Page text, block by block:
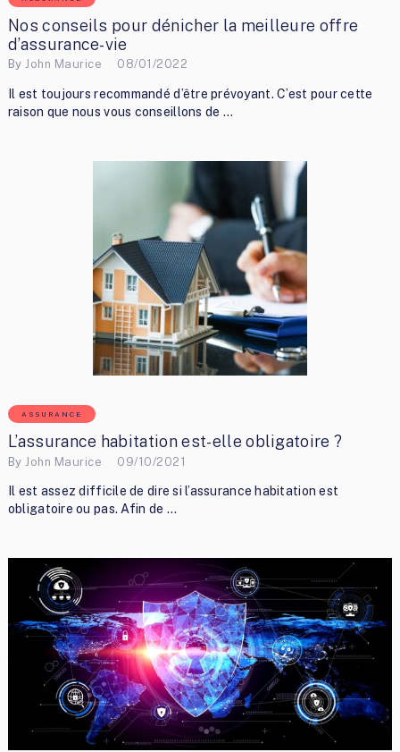
Nos conseils pour dénicher la meilleure offre
d’assurance-vie
ByJohn Maurice 08/01/2022
Il est toujours recommandé d’être prévoyant. C’est pour cette
raison que nous vous conseillons de …
ASSURANCE
L’assurance habitation est-elle obligatoire ?
By John Maurice 09/10/2021
Il est assez difficile de dire si l’assurance habitation est
obligatoire ou pas. Afin de …